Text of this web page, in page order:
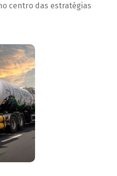
centro das estratégias